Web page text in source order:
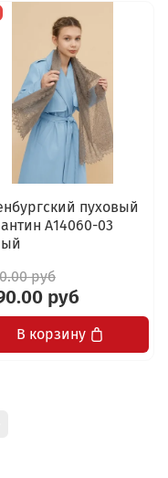
пуховый
А14060-03
руб
руб
В корзину